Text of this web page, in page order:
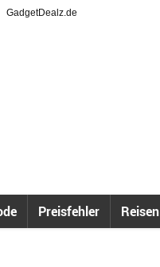
GadgetDealz.de
Preisfehler Reisen